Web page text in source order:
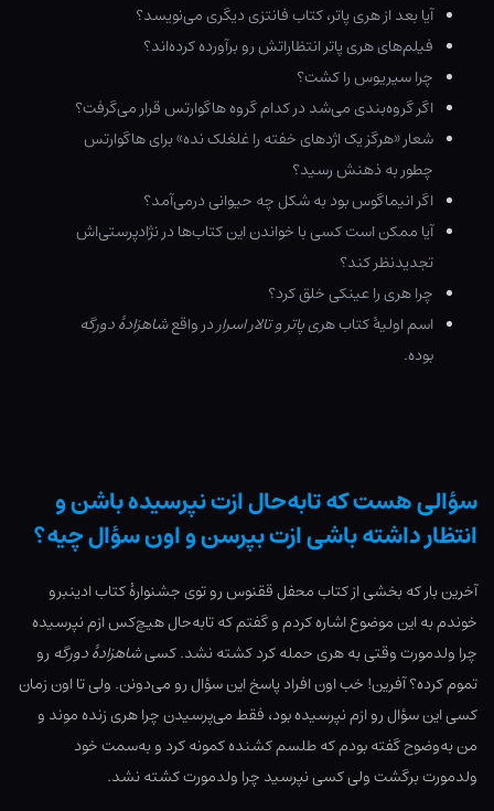
آیا بعد از هری پاتر، کتاب فانتزی دیگری می‌نویسد؟
فیلم‌های هری پاتر انتظاراتش رو برآورده کرده‌اند؟
چرا سیریوس را کشت؟
اگر گروه‌بندی می‌شد در کدام گروه هاگوارتس قرار می‌گرفت؟
شعار «هرگز یک اژدهای خفته را غلغلک نده» برای هاگوارتس
چطور به ذهنش رسید؟
اگر انیماگوس بود به شکل چه حیوانی درمی‌آمد؟
آیا ممکن است کسی با خواندن این کتاب‌ها در نژادپرستی‌اش
تجدیدنظر کند؟
چرا هری را عینکی خلق کرد؟
اسم اولیۀ کتاب هری پاتر و تالار اسراردر واقعشاهزادۀ دورگه
بوده.
سؤالی هست که تابه‌حال ازت نپرسیده باشن و
انتظار داشته باشی ازت بپرسن و اون سؤال چیه؟
آخرین بار که بخشی از کتاب محفل ققنوس رو توی جشنوارۀ کتاب ادینبرو
خوندم به این موضوع اشاره کردم و گفتم که تابه‌حال هیچ‌کس ازم نپرسیده
چرا ولدمورت وقتی به هری حمله کرد کشته نشد. کسیشاهزادۀ دورگه رو
تموم کرده؟ آفرین! خب اون افراد پاسخ این سؤال رو می‌دونن. ولی تا اون زمان
کسی این سؤال رو ازم نپرسیده بود، فقط می‌پرسیدن چرا هری زنده موند و
من به‌وضوح گفته بودم که طلسم کشنده کمونه کرد و به‌سمت خود
ولدمورت برگشت ولی کسی نپرسید چرا ولدمورت کشته نشد.